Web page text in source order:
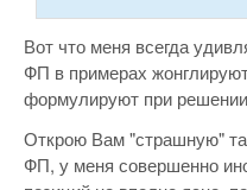
Вот что меня всегда
ФП в примерах
формулируют при
Открою Вам "страшную"
ФП, у меня совершенно